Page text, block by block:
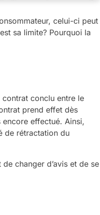
celui-ci peut
sa limite? Pourquoi la
contrat conclu entre le
prend effet dès
encore effectué. Ainsi,
de rétractation du
changer d’avis et de se